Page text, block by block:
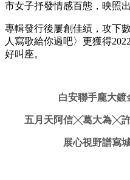
市女子抒發情感百態，映照
專輯發行後屢創佳績，攻下
人寫歌給你過吧〉更獲得
好叫座。
白安聯手龐大鍍
五月天阿信╳葛大為╳
展心視野譜寫